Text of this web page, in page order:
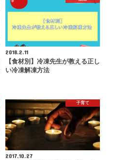
2018.2.11
【食材別】冷凍先生が教える正し
い冷凍解凍方法
子育て
2017.10.27